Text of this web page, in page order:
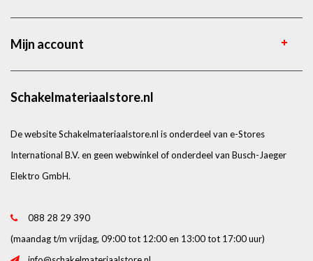
Mijn account
Schakelmateriaalstore.nl
De website Schakelmateriaalstore.nl is onderdeel van e-Stores
International B.V. en geen webwinkel of onderdeel van Busch-Jaeger
Elektro GmbH.
088 28 29 390
(maandag t/m vrijdag, 09:00 tot 12:00 en 13:00 tot 17:00 uur)